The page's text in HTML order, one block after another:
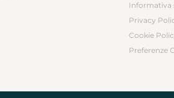
Informativa
Privacy
Cookie
Preferenze